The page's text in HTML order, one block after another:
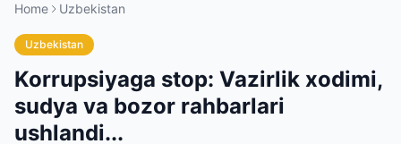
Home Uzbekistan
Uzbekistan
Korrupsiyaga stop: Vazirlik xodimi,
sudya va bozor rahbarlari
ushlandi...